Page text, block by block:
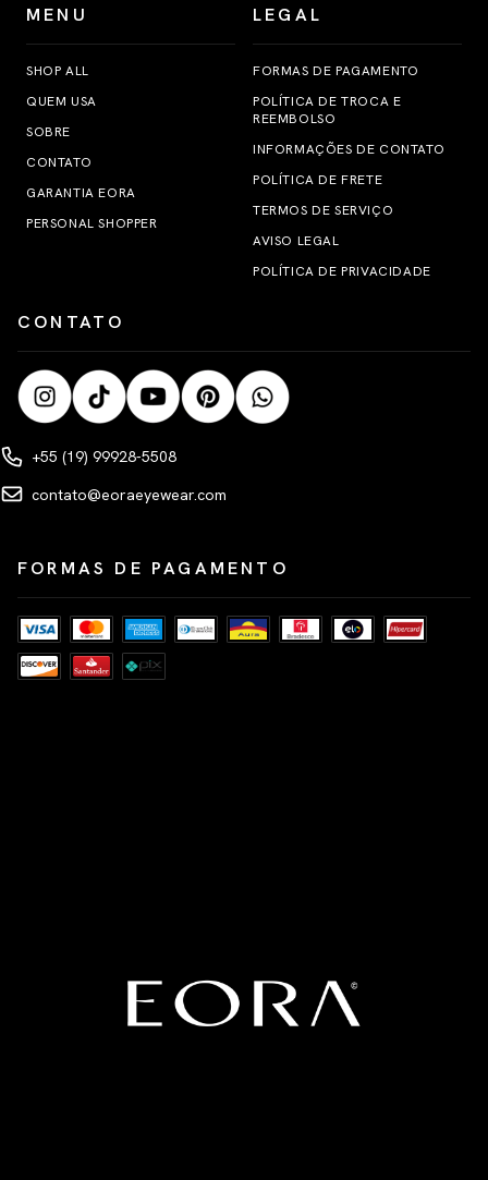
MENU
SHOP ALL
QUEM USA
SOBRE
CONTATO
GARANTIA EORA
PERSONAL SHOPPER
LEGAL
FORMAS DE PAGAMENTO
POLÍTICA DE TROCA E
REEMBOLSO
INFORMAÇÕES DE CONTATO
POLÍTICA DE FRETE
TERMOS DE SERVIÇO
AVISO LEGAL
POLÍTICA DE PRIVACIDADE
CONTATO
+55 (19) 99928-5508
contato@eoraeyewear.com
FORMAS DE PAGAMENTO